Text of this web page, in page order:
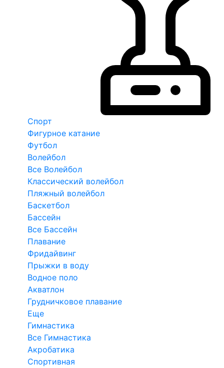
Спорт
Фигурное катание
Футбол
Волейбол
Все Волейбол
Классический волейбол
Пляжный волейбол
Баскетбол
Бассейн
Все Бассейн
Плавание
Фридайвинг
Прыжки в воду
Водное поло
Акватлон
Грудничковое плавание
Еще
Гимнастика
Все Гимнастика
Акробатика
Спортивная